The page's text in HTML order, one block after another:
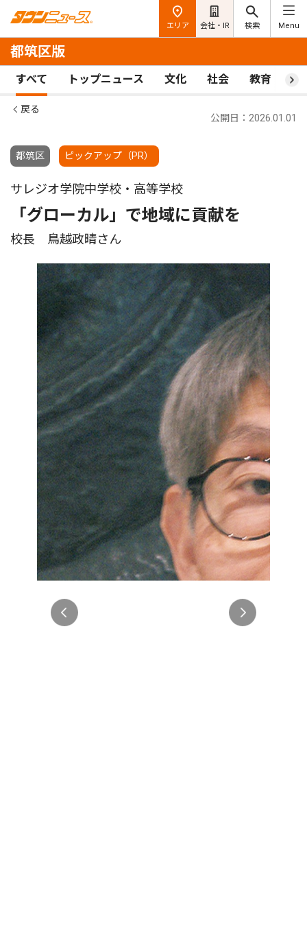
エリア 会社・IR 検索 Menu
都筑区版
すべて トップニュース 文化 社会 教育 ス
戻る
都筑区 ピックアップ（PR）
公開日：2026.01.01
サレジオ学院中学校・高等学校
「グローカル」で地域に貢献を
校長 鳥越政晴さん